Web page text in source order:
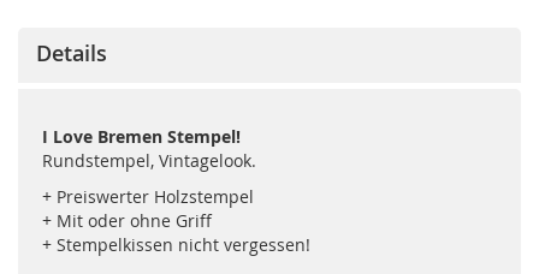
Details
I Love Bremen Stempel!
Rundstempel, Vintagelook.
+ Preiswerter Holzstempel
+ Mit oder ohne Griff
+ Stempelkissen nicht vergessen!